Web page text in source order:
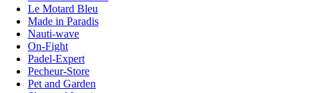
Le Motard Bleu
Made in Paradis
Nauti-wave
On-Fight
Padel-Expert
Pecheur-Store
Pet and Garden